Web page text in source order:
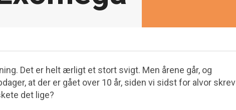
Det er helt ærligt et stort svigt. Men årene går, og
at der er gået over 10 år, siden vi sidst for alvor skrev
det lige?